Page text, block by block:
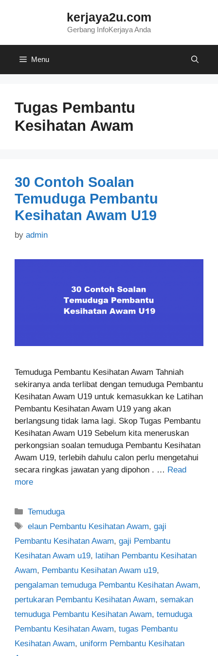
kerjaya2u.com
Gerbang InfoKerjaya Anda
Menu
Tugas Pembantu
Kesihatan Awam
30 Contoh Soalan
Temuduga Pembantu
Kesihatan Awam U19
by admin
Temuduga Pembantu Kesihatan Awam Tahniah
sekiranya anda terlibat dengan temuduga Pembantu
Kesihatan Awam U19 untuk kemasukkan ke Latihan
Pembantu Kesihatan Awam U19 yang akan
berlangsung tidak lama lagi. Skop Tugas Pembantu
Kesihatan Awam U19 Sebelum kita meneruskan
perkongsian soalan temuduga Pembantu Kesihatan
Awam U19, terlebih dahulu calon perlu mengetahui
secara ringkas jawatan yang dipohon . … Read
more
Categories
Temuduga
Tags
elaun Pembantu Kesihatan Awam,gaji
Pembantu Kesihatan Awam, gaji Pembantu
Kesihatan Awam u19, latihan Pembantu Kesihatan
Awam, Pembantu Kesihatan Awam u19,
pengalaman temuduga Pembantu Kesihatan Awam,
pertukaran Pembantu Kesihatan Awam, semakan
temuduga Pembantu Kesihatan Awam, temuduga
Pembantu Kesihatan Awam, tugas Pembantu
Kesihatan Awam, uniform Pembantu Kesihatan